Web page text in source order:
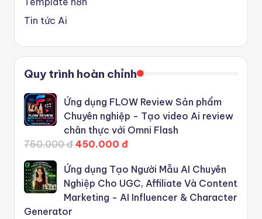
Tin tức Ai
Quy trình hoàn chỉnh
Ứng dụng FLOW Review Sản phẩm
Chuyên nghiệp - Tạo video Ai review
chân thực với Omni Flash
750.000 đ 450.000 đ
Ứng dụng Tạo Người Mẫu AI Chuyên
Nghiệp Cho UGC, Affiliate Và Content
Marketing - AI Influencer & Character
Generator